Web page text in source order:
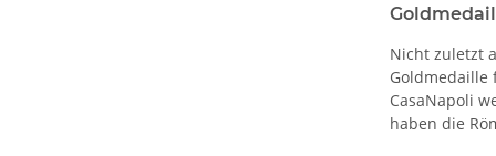
Nicht zuletzt
Goldmedaille
CasaNapoli
haben die